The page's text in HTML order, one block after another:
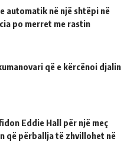
automatik në një shtëpi në
po merret me rastin
që e kërcënoi djalin
Eddie Hall për një meç
që përballja të zhvillohet në